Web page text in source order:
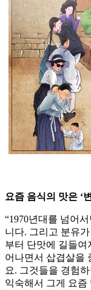
요즘 음식의 맛은 ‘
“1970년대를 넘어
니다. 그리고 분유
부터 단맛에 길들여
어나면서 삽겹살을
요. 그것들을 경험
익숙해서 그게 요즘